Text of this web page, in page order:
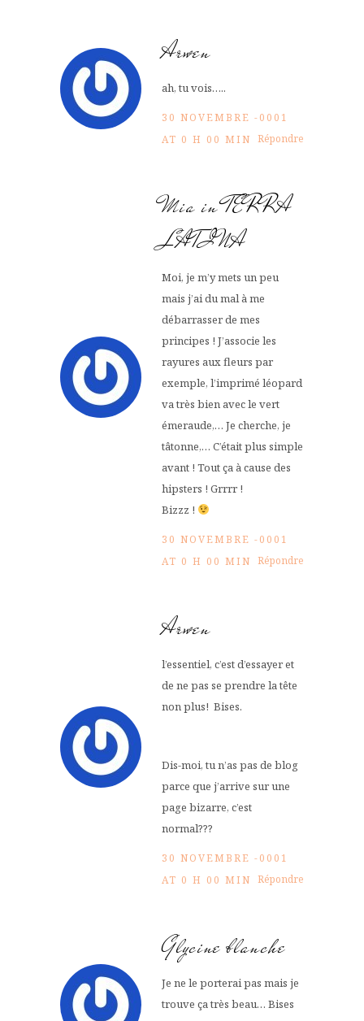
Arwen
ah, tu vois…..
30 NOVEMBRE -0001
AT 0 H 00 MIN Répondre
Mia in TERRA
LATINA
Moi, je m’y mets un peu
mais j’ai du mal à me
débarrasser de mes
principes ! J’associe les
rayures aux fleurs par
exemple, l’imprimé léopard
va très bien avec le vert
émeraude,… Je cherche, je
tâtonne,… C’était plus simple
avant ! Tout ça à cause des
hipsters ! Grrrr !
Bizzz !
30 NOVEMBRE -0001
AT 0 H 00 MIN Répondre
Arwen
l’essentiel, c’est d’essayer et
de ne pas se prendre la tête
non plus! Bises.
Dis-moi, tu n’as pas de blog
parce que j’arrive sur une
page bizarre, c’est
normal???
30 NOVEMBRE -0001
AT 0 H 00 MIN Répondre
Glycine blanche
Je ne le porterai pas mais je
trouve ça très beau… Bises